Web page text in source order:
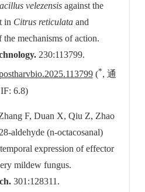
velezensisagainst the
in Citrus reticulataand
mechanisms of action.
230:113799.
(*, 通
6.8)
F, Duan X, Qiu Z, Zhao
aldehyde (n-octacosanal)
expression of effector
mildew fungus.
301:128311.